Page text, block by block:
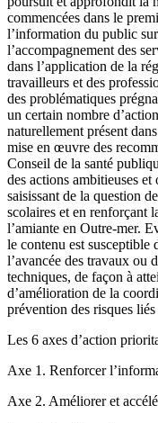
commencées dans le
l’information du public
l’accompagnement des
dans l’application de la
travailleurs et des
des problématiques
un certain nombre
naturellement présent
mise en œuvre des
Conseil de la santé
des actions ambitieuses
saisissant de la question
scolaires et en renforçant
l’amiante en Outre-mer.
le contenu est susceptible
l’avancée des travaux ou
techniques, de façon à
d’amélioration de la
prévention des risques liés
Les 6 axes d’action
Axe 1. Renforcer
Axe 2. Améliorer et